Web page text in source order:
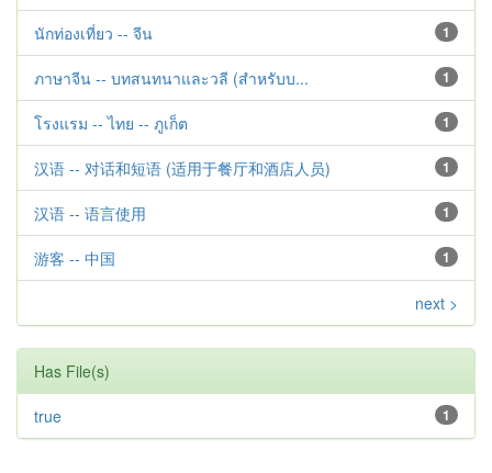
1
นักท่องเที่ยว -- จีน
1
ภาษาจีน -- บทสนทนาและวลี (สำหรับบ...
1
โรงแรม -- ไทย -- ภูเก็ต
1
汉语 -- 对话和短语 (适用于餐厅和酒店人员)
1
汉语 -- 语言使用
1
游客 -- 中国
next >
Has File(s)
1
true